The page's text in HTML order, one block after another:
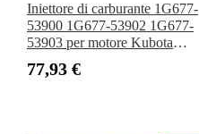
Iniettore di carburante 1G677-
53900 1G677-53902 1G677-
53903 per motore Kubota
D1305 V1505 V1505-T
77,93 €